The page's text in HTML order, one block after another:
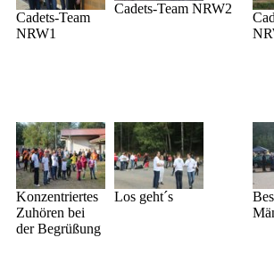
Cadets-Team
NRW1
Cadets-Team NRW2
Konzentriertes
Zuhören bei
der Begrüßung
Los geht´s